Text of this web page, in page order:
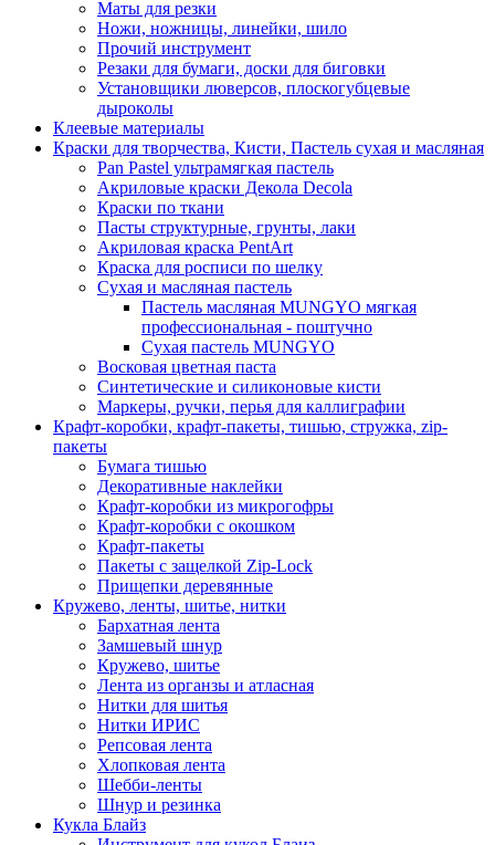
Маты для резки
Ножи, ножницы, линейки, шило
Прочий инструмент
Резаки для бумаги, доски для биговки
Установщики люверсов, плоскогубцевые
дыроколы
Клеевые материалы
Краски для творчества, Кисти, Пастель сухая и масляная
Pan Pastel ультрамягкая пастель
Акриловые краски Декола Decola
Краски по ткани
Пасты структурные, грунты, лаки
Акриловая краска PentArt
Краска для росписи по шелку
Cухая и масляная пастель
Пастель масляная MUNGYO мягкая
профессиональная - поштучно
Сухая пастель MUNGYO
Восковая цветная паста
Синтетические и силиконовые кисти
Маркеры, ручки, перья для каллиграфии
Крафт-коробки, крафт-пакеты, тишью, стружка, zip-
пакеты
Бумага тишью
Декоративные наклейки
Крафт-коробки из микрогофры
Крафт-коробки с окошком
Крафт-пакеты
Пакеты с защелкой Zip-Lock
Прищепки деревянные
Кружево, ленты, шитье, нитки
Бархатная лента
Замшевый шнур
Кружево, шитье
Лента из органзы и атласная
Нитки для шитья
Нитки ИРИС
Репсовая лента
Хлопковая лента
Шебби-ленты
Шнур и резинка
Кукла Блайз